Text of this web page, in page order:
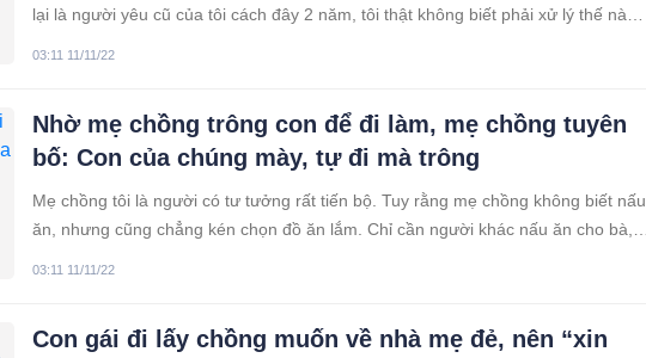
lại là người yêu cũ của tôi cách đây 2 năm, tôi thật không biết phải xử lý thế nào.
03:11 11/11/22
Nhờ mẹ chồng trông con để đi làm, mẹ chồng tuyên
bố: Con của chúng mày, tự đi mà trông
Mẹ chồng tôi là người có tư tưởng rất tiến bộ. Tuy rằng mẹ chồng không biết nấu
ăn, nhưng cũng chẳng kén chọn đồ ăn lắm. Chỉ cần người khác nấu ăn cho bà,
03:11 11/11/22
Con gái đi lấy chồng muốn về nhà mẹ đẻ, nên “xin